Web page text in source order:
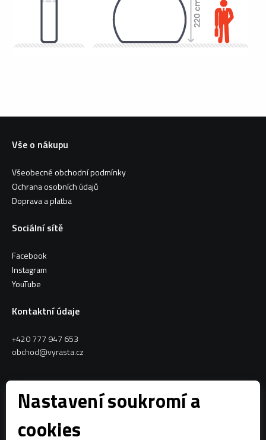
Vše o nákupu
Všeobecné obchodní podmínky
Ochrana osobních údajů
Doprava a platba
Sociální sítě
Facebook
Instagram
YouTube
Kontaktní údaje
+420 777 947 653
obchod@vyrasta.cz
Kontakty
VYRASTA team s.r.o.
Spytihněv 145
Nastavení soukromí a
cookies